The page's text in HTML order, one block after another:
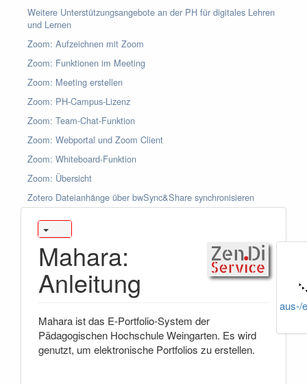
Weitere Unterstützungsangebote an der PH für digitales Lehren
und Lernen
Zoom: Aufzeichnen mit Zoom
Zoom: Funktionen im Meeting
Zoom: Meeting erstellen
Zoom: PH-Campus-Lizenz
Zoom: Team-Chat-Funktion
Zoom: Webportal und Zoom Client
Zoom: Whiteboard-Funktion
Zoom: Übersicht
Zotero Dateianhänge über bwSync&Share synchronisieren
aus-/
Mahara:
Anleitung
Mahara ist das E-Portfolio-System der
Pädagogischen Hochschule Weingarten. Es wird
genutzt, um elektronische Portfolios zu erstellen.